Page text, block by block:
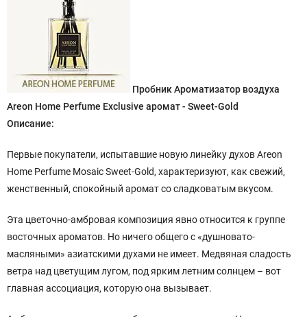
Пробник Ароматизатор воздуха
Areon Home Perfume Exclusive аромат - Sweet-Gold
Описание:
Первые покупатели, испытавшие новую линейку духов Areon
Home Perfume Mosaic Sweet-Gold, характеризуют, как свежий,
женственный, спокойный аромат со сладковатым вкусом.
Эта цветочно-амбровая композиция явно относится к группе
восточных ароматов. Но ничего общего с «душновато-
масляными» азиатскими духами не имеет. Медвяная сладость
ветра над цветущим лугом, под ярким летним солнцем – вот
главная ассоциация, которую она вызывает.